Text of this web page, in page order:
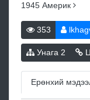
1945 Америк
353
Унага 2
Ерөнхий